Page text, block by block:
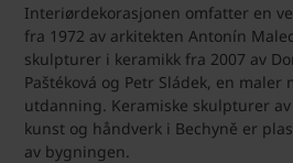
Interiørdekorasjonen omfatter en
fra 1972 av arkitekten Antonín
skulpturer i keramikk fra 2007 av
Paštéková og Petr Sládek, en maler
utdanning. Keramiske skulpturer
kunst og håndverk i Bechyně er
av bygningen.